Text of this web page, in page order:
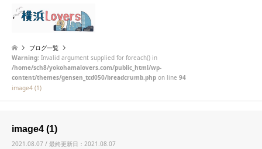
ブログ一覧
Warning: Invalid argument supplied for foreach() in
/home/sch8/yokohamalovers.com/public_html/wp-
content/themes/gensen_tcd050/breadcrumb.php on line 94
image4 (1)
image4 (1)
2021.08.07 / 最終更新日：2021.08.07